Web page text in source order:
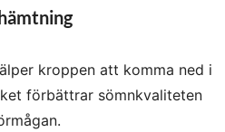
kroppen att komma ned i
förbättrar sömnkvaliteten